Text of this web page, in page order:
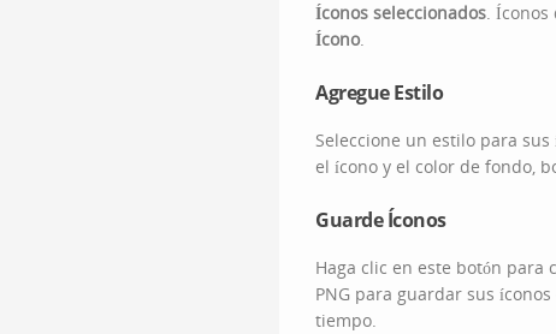
Íconos seleccionados. Íconos
Ícono.
Agregue Estilo
Seleccione un estilo para
el ícono y el color de fondo,
Guarde Íconos
Haga clic en este botón para
PNG para guardar sus
tiempo.